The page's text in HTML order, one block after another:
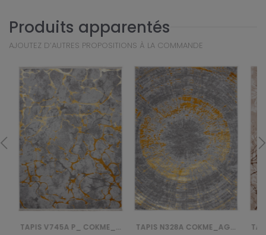
Produits apparentés
AJOUTEZ D’AUTRES PROPOSITIONS À LA COMMANDE
TAPIS V745A P_ COKME_AGRI PALERMO - ZŁOTY TAPIS N328A COKME_AGRI P_ PALERMO - ZŁOTY